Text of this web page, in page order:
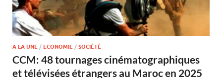
A LA UNE / ECONOMIE / SOCIÉTÉ
CCM: 48 tournages cinématographiques
et télévisées étrangers au Maroc en 2025